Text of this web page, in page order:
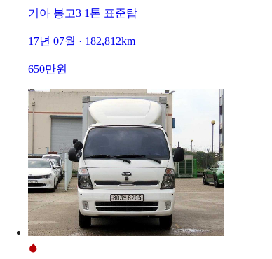
기아 봉고3 1톤 표준탑
17년 07월 · 182,812km
650만원